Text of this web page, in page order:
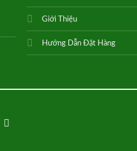
Giới Thiệu
Hướng Dẫn Đặt Hàng